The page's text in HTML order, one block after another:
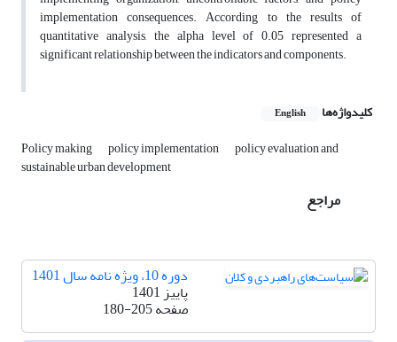
implementation consequences. According to the results of
quantitative analysis, the alpha level of 0.05 represented a
significant relationship between the indicators and components.
کلیدواژه‌ها English
Policy making policy implementation policy evaluation and
sustainable urban development
مراجع
دوره 10، ویژه نامه سال 1401
پاییز 1401
صفحه180-205